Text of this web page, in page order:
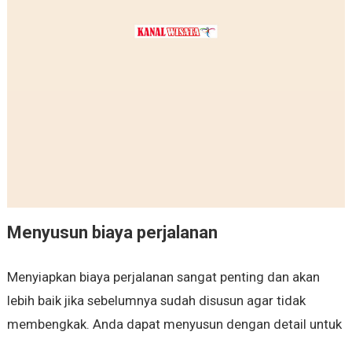
Menyusun biaya perjalanan
Menyiapkan biaya perjalanan sangat penting dan akan
lebih baik jika sebelumnya sudah disusun agar tidak
membengkak. Anda dapat menyusun dengan detail untuk